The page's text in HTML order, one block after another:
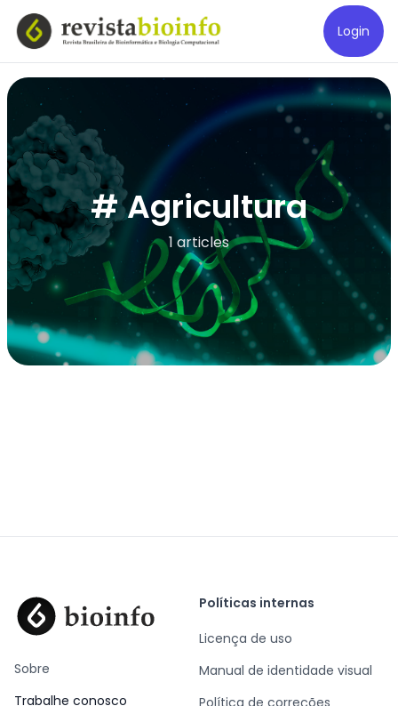
Login
# Agricultura
1 articles
Sobre
Trabalhe conosco
Políticas internas
Licença de uso
Manual de identidade visual
Política de correções